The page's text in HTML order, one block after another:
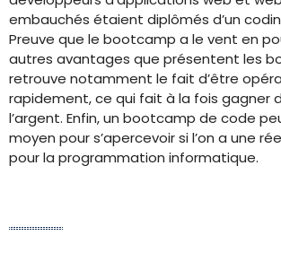
embauchés étaient diplômés d’un
Preuve que le bootcamp a le vent en
autres avantages que présentent les
retrouve notamment le fait d’être
rapidement, ce qui fait à la fois gagner
l’argent. Enfin, un bootcamp de code
moyen pour s’apercevoir si l’on a une
pour la programmation informatique.